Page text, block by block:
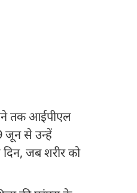
तक आईपीएल
जून से उन्हें
दिन, जब शरीर को